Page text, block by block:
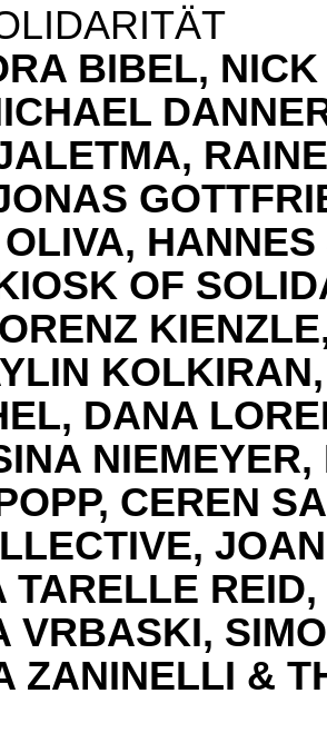
BIBEL,
HANNES
OF
DANA
NIEMEYER,
CEREN
TARELLE
VRBASKI,
ZANINELLI &